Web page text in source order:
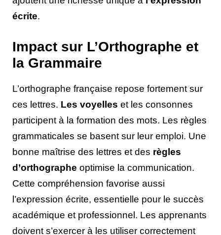
écrite.
Impact sur L’Orthographe et
la Grammaire
L’orthographe française repose fortement sur
ces lettres. Les voyelles et les consonnes
participent à la formation des mots. Les règles
grammaticales se basent sur leur emploi. Une
bonne maîtrise des lettres et des règles
d’orthographe optimise la communication.
Cette compréhension favorise aussi
l’expression écrite, essentielle pour le succès
académique et professionnel. Les apprenants
doivent s’exercer à les utiliser correctement